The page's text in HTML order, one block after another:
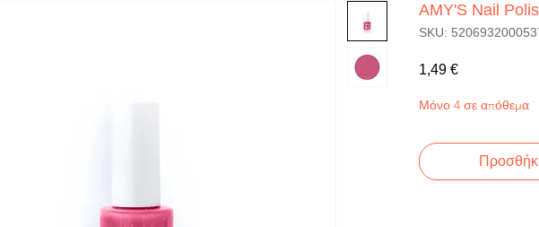
AMY'S Nail
SKU:
1,49 €Τιμή
Μόνο 4 σε απόθεμα